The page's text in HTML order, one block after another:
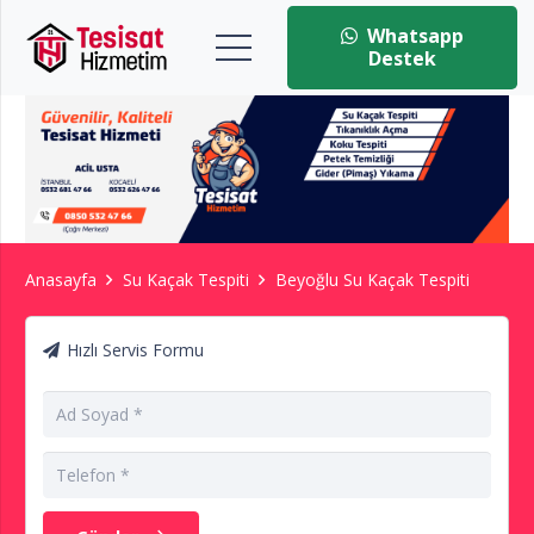
Whatsapp
Destek
Anasayfa Su Kaçak Tespiti Beyoğlu Su Kaçak Tespiti
Hızlı Servis Formu